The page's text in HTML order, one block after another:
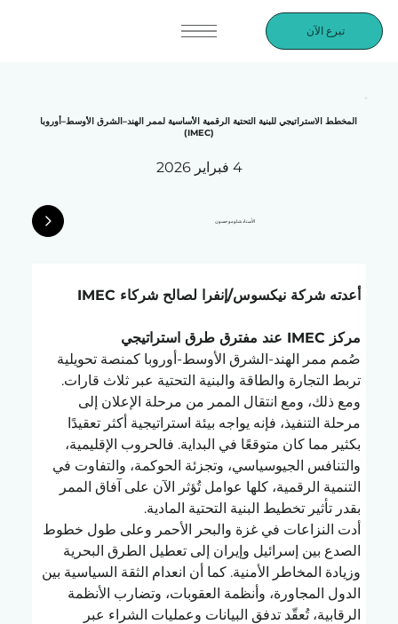
تبرع الآن
المخطط الاستراتيجي للبنية التحتية الرقمية الأساسية لممر الهند–الشرق الأوسط–أوروبا
(IMEC)
4 فبراير 2026
الأستاذ شلومو حسون
أعدته شركة نيكسوس/إنفرا لصالح شركاء IMEC
مركز IMEC عند مفترق طرق استراتيجي
صُمم ممر الهند-الشرق الأوسط-أوروبا كمنصة تحويلية
تربط التجارة والطاقة والبنية التحتية عبر ثلاث قارات.
ومع ذلك، ومع انتقال الممر من مرحلة الإعلان إلى
مرحلة التنفيذ، فإنه يواجه بيئة استراتيجية أكثر تعقيدًا
بكثير مما كان متوقعًا في البداية. فالحروب الإقليمية،
والتنافس الجيوسياسي، وتجزئة الحوكمة، والتفاوت في
التنمية الرقمية، كلها عوامل تُؤثر الآن على آفاق الممر
بقدر تأثير تخطيط البنية التحتية المادية.
أدت النزاعات في غزة والبحر الأحمر وعلى طول خطوط
الصدع بين إسرائيل وإيران إلى تعطيل الطرق البحرية
وزيادة المخاطر الأمنية. كما أن انعدام الثقة السياسية بين
الدول المجاورة، وأنظمة العقوبات، وتضارب الأنظمة
الرقابية، تُعقّد تدفق البيانات وعمليات الشراء عبر